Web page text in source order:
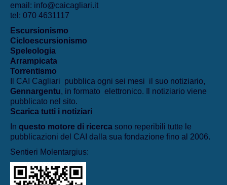
email: info@caicagliari.it
tel: 070 4631117
Escursionismo
Cicloescursionismo
Speleologia
Arrampicata
Torrentismo
Il CAI Cagliari pubblica ogni sei mesi il suo notiziario,
Gennargentu, in formato elettronico. Il notiziario viene
pubblicato nel sito.
Scarica tutti i notiziari
In questo motore di ricerca sono reperibili tutte le
pubblicazioni del CAI dalla sua fondazione fino al 2006.
Sentieri Molentargius: